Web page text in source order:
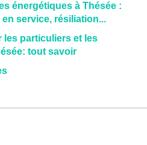
énergétiques à Thésée :
service, résiliation...
les particuliers et les
tout savoir